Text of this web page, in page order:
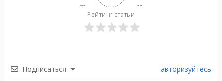
Рейтинг статьи
Подписаться авторизуйтесь